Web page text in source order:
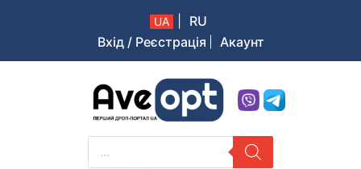
UA
RU
Вхід / Реєстрація
Акаунт
Aveopt – оптова дропшипінг платформа в Україні
PRODUCTS
SEARCH